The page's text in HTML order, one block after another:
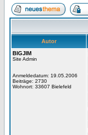
Autor
BIGJIM
Site Admin
Anmeldedatum: 19.05.2006
Beiträge: 2730
Wohnort: 33607 Bielefeld